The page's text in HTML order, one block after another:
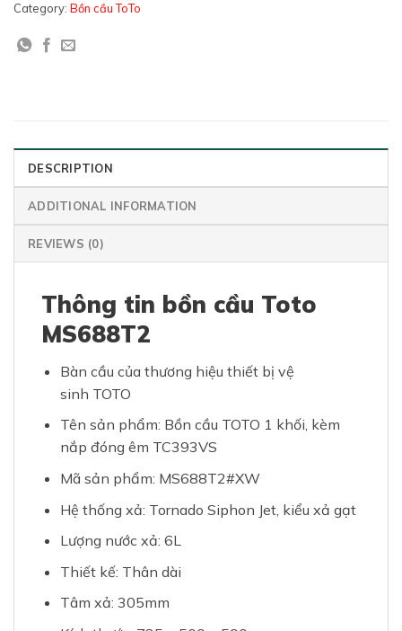
Category: Bồn cầu ToTo
DESCRIPTION
ADDITIONAL INFORMATION
REVIEWS (0)
Thông tin bồn cầu Toto
MS688T2
Bàn cầu của thương hiệu thiết bị vệ
sinh TOTO
Tên sản phẩm: Bồn cầu TOTO 1 khối, kèm
nắp đóng êm TC393VS
Mã sản phẩm: MS688T2#XW
Hệ thống xả: Tornado Siphon Jet, kiểu xả gạt
Lượng nước xả: 6L
Thiết kế: Thân dài
Tâm xả: 305mm